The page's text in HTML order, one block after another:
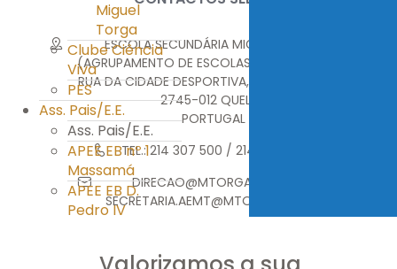
Miguel
Torga
Clube Ciência
Viva
PES
Ass. Pais/E.E.
Ass. Pais/E.E.
APEE EB nº 1
Massamá
APEE EB D.
Pedro IV
ESCOLA SECUNDÁRIA MIGUEL TORGA
(AGRUPAMENTO DE ESCOLAS MIGUEL TORGA)
RUA DA CIDADE DESPORTIVA, MONTE ABRAÃO
2745-012 QUELUZ
PORTUGAL
TEL.: 214 307 500 / 214 376 314
DIRECAO@MTORGA.EDU.PT
SECRETARIA.AEMT@MTORGA.EDU.PT